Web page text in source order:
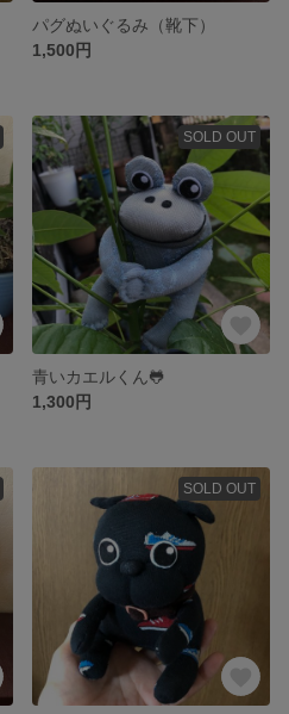
パグぬいぐるみ（靴下）
1,500円
SOLD OUT
青いカエルくん🐸
1,300円
SOLD OUT